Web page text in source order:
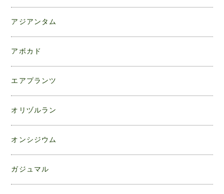
アジアンタム
アボカド
エアプランツ
オリヅルラン
オンシジウム
ガジュマル